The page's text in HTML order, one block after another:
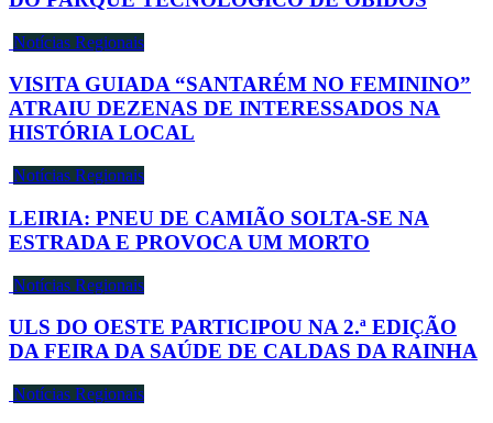
Notícias Regionais
VISITA GUIADA “SANTARÉM NO FEMININO”
ATRAIU DEZENAS DE INTERESSADOS NA
HISTÓRIA LOCAL
Notícias Regionais
LEIRIA: PNEU DE CAMIÃO SOLTA-SE NA
ESTRADA E PROVOCA UM MORTO
Notícias Regionais
ULS DO OESTE PARTICIPOU NA 2.ª EDIÇÃO
DA FEIRA DA SAÚDE DE CALDAS DA RAINHA
Notícias Regionais